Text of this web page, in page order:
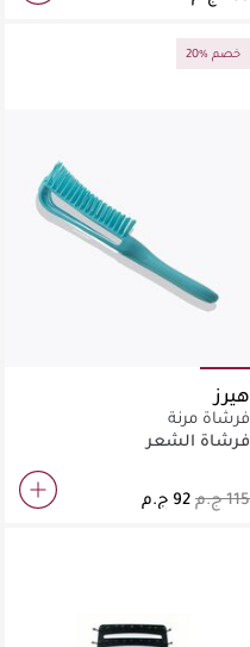
20% خصم
هيرز
فرشاة مرنة
فرشاة الشعر